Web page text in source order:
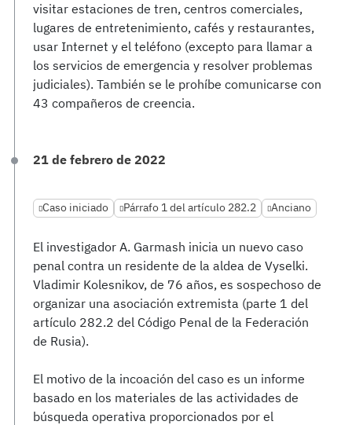
visitar estaciones de tren, centros comerciales,
lugares de entretenimiento, cafés y restaurantes,
usar Internet y el teléfono (excepto para llamar a
los servicios de emergencia y resolver problemas
judiciales). También se le prohíbe comunicarse con
43 compañeros de creencia.
21 de febrero de 2022
Caso iniciado Párrafo 1 del artículo 282.2 Anciano
El investigador A. Garmash inicia un nuevo caso
penal contra un residente de la aldea de Vyselki.
Vladimir Kolesnikov, de 76 años, es sospechoso de
organizar una asociación extremista (parte 1 del
artículo 282.2 del Código Penal de la Federación
de Rusia).
El motivo de la incoación del caso es un informe
basado en los materiales de las actividades de
búsqueda operativa proporcionados por el